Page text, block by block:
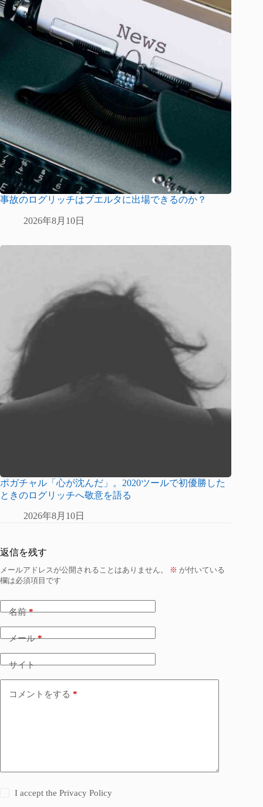
事故のログリッチはブエルタに出場できるのか？
2026年8月10日
ポガチャル「心が沈んだ」。2020ツールで初優勝した
ときのログリッチへ敬意を語る
2026年8月10日
返信を残す
メールアドレスが公開されることはありません。 ※ が付いている
欄は必須項目です
名前*
メール*
サイト
コメントをする *
I accept thePrivacy Policy